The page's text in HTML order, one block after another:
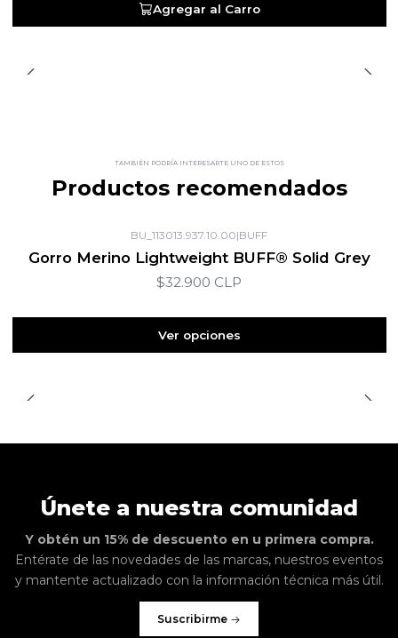
Agregar al Carro
TAMBIÉN PODRÍA INTERESARTE UNO DE ESTOS
Productos recomendados
BU_113013.937.10.00|BUFF
Gorro Merino Lightweight BUFF® Solid Grey
$32.900 CLP
Ver opciones
Únete a nuestra comunidad
Y obtén un 15% de descuento en u primera compra.
Entérate de las novedades de las marcas, nuestros eventos
y mantente actualizado con la información técnica más útil.
Suscribirme